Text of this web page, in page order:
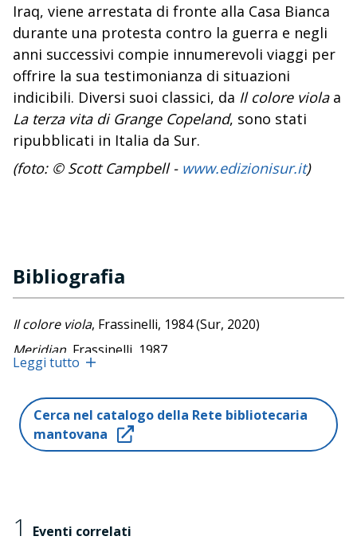
Iraq, viene arrestata di fronte alla Casa Bianca
durante una protesta contro la guerra e negli
anni successivi compie innumerevoli viaggi per
offrire la sua testimonianza di situazioni
indicibili. Diversi suoi classici, da Il colore violaa
La terza vita di Grange Copeland, sono stati
ripubblicati in Italia da Sur.
(foto: © Scott Campbell -www.edizionisur.it)
Bibliografia
Il colore viola, Frassinelli, 1984 (Sur, 2020)
Meridian , Frassinelli, 1987
Non puoi tenere sottomessa una donna in gamba
Sperling & Kupfer, 1988
La terza vita di Grange Copeland, Frassinelli, 1989
Il tempio del mio spirito
Non restare muti
Leggi tutto
Cerca nel catalogo della Rete bibliotecaria
mantovana
1 Eventi correlati